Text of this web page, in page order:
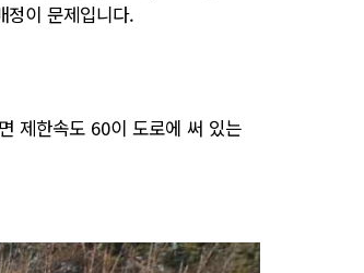
정이 문제입니다.
제한속도 60이 도로에 써 있는